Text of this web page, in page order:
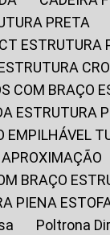
PRETA
ESTRUTURA
COM BRAÇO
ESTRUTURA
EMPILHÁVEL
APROXIMAÇÃO
BRAÇO
PIENA
Poltrona